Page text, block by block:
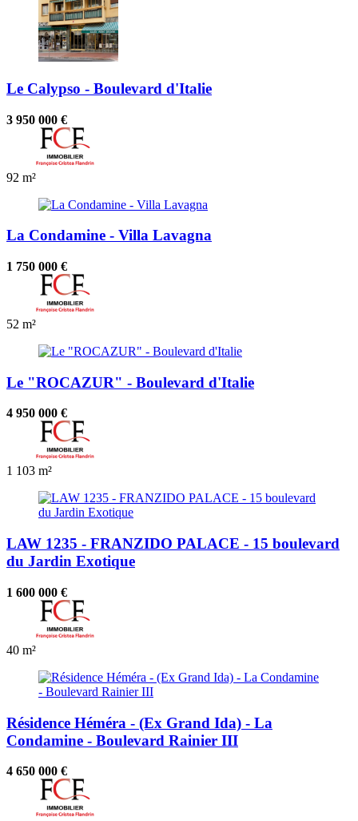
Le Calypso - Boulevard d'Italie
3 950 000 €
92 m²
La Condamine - Villa Lavagna
1 750 000 €
52 m²
Le "ROCAZUR" - Boulevard d'Italie
4 950 000 €
1 103 m²
LAW 1235 - FRANZIDO PALACE - 15 boulevard
du Jardin Exotique
1 600 000 €
40 m²
Résidence Héméra - (Ex Grand Ida) - La
Condamine - Boulevard Rainier III
4 650 000 €